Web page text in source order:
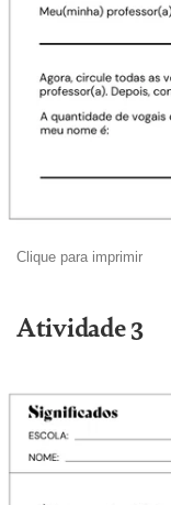
Clique para imprimir
Atividade 3